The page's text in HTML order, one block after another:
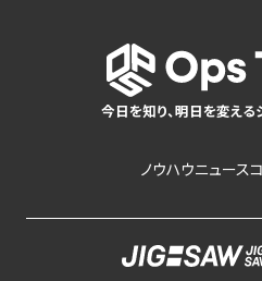
今日を知り、明日を変える
ノウハウニュース